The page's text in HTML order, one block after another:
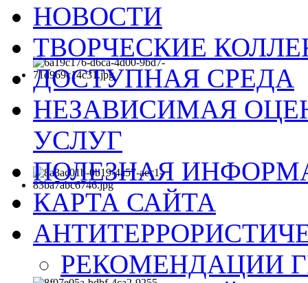
НОВОСТИ
ТВОРЧЕСКИЕ
ДОСТУПНАЯ СРЕДА
НЕЗАВИСИМАЯ
УСЛУГ
ПОЛЕЗНАЯ
КАРТА САЙТА
РЕКОМЕНДАЦИИ